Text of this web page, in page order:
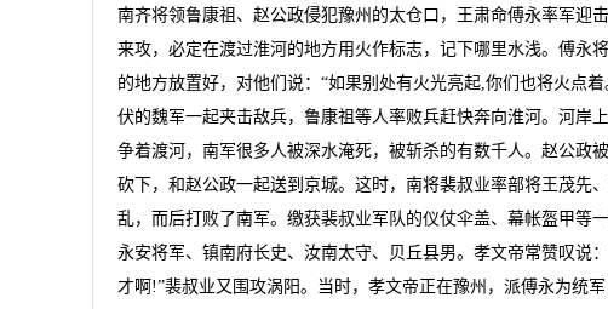
南齐将领鲁康祖、赵公政侵犯豫州的太仓口，王肃命傅永率军迎
来攻，必定在渡过淮河的地方用火作标志，记下哪里水浅。傅永
的地方放置好，对他们说：“如果别处有火光亮起,你们也将火点
伏的魏军一起夹击敌兵，鲁康祖等人率败兵赶快奔向淮河。河岸
争着渡河，南军很多人被深水淹死，被斩杀的有数千人。赵公政
砍下，和赵公政一起送到京城。这时，南将裴叔业率部将王茂先
乱，而后打败了南军。缴获裴叔业军队的仪仗伞盖、幕帐盔甲等
永安将军、镇南府长史、汝南太守、贝丘县男。孝文帝常赞叹说
才啊!”裴叔业又围攻涡阳。当时，孝文帝正在豫州，派傅永为统